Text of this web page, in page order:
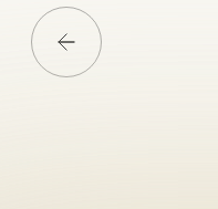
Media一覧に戻る